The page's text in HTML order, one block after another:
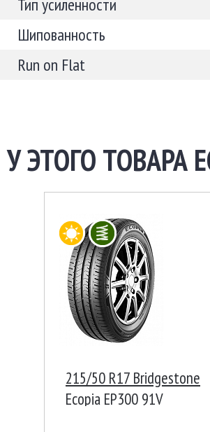
Тип усиленности
Шипованность
Run on Flat
У ЭТОГО ТОВАРА
215/50 R17 Bridgestone
Ecopia EP300 91V